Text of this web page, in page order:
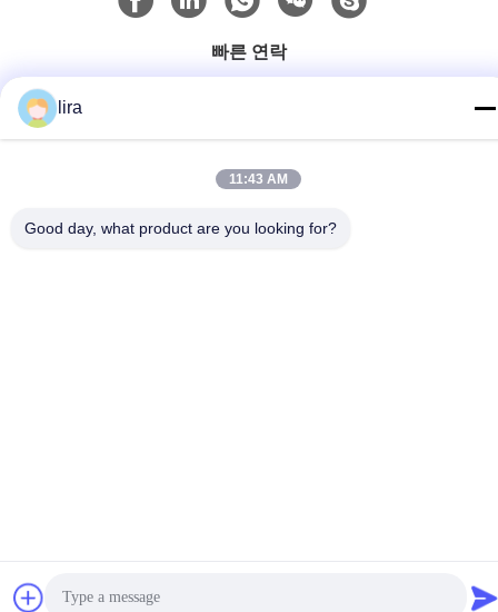
빠른 연락
lira
11:43 AM
Good day, what product are you looking for?